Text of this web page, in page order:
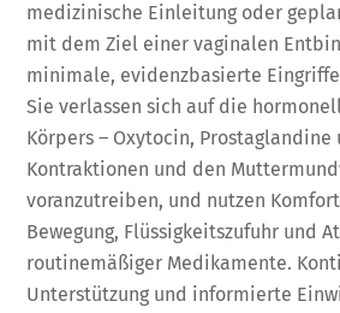
medizinische Einleitung oder
mit dem Ziel einer vaginalen
minimale, evidenzbasierte
Sie verlassen sich auf die
Körpers – Oxytocin, Prostaglandine
Kontraktionen und den
voranzutreiben, und nutzen
Bewegung, Flüssigkeitszufuhr und
routinemäßiger Medikamente.
Unterstützung und informierte